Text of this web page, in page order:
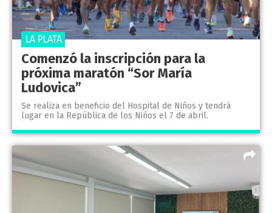
Comenzó la inscripción para la
próxima maratón “Sor María
Ludovica”
Se realiza en beneficio del Hospital de Niños y tendrá
lugar en la República de los Niños el 7 de abril.
LA PLATA